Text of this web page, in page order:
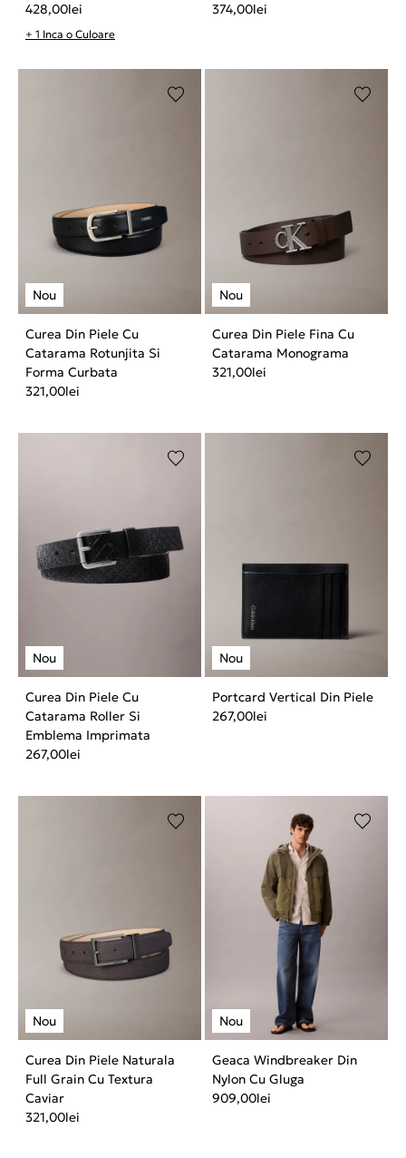
428,00lei
+ 1 Inca o Culoare
374,00lei
Curea Din Piele Cu
Catarama Rotunjita Si
Forma Curbata
321,00lei
Curea Din Piele Fina Cu
Catarama Monograma
321,00lei
Curea Din Piele Cu
Catarama Roller Si
Emblema Imprimata
267,00lei
Portcard Vertical Din Piele
267,00lei
Curea Din Piele Naturala
Full Grain Cu Textura
Caviar
321,00lei
Geaca Windbreaker Din
Nylon Cu Gluga
909,00lei